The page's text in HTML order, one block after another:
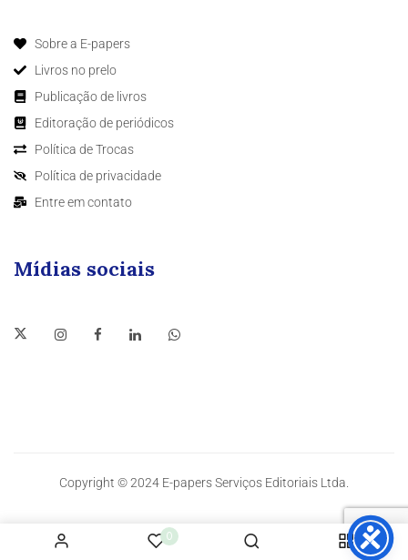
0
Sobre a E-papers
Livros no prelo
Publicação de livros
Editoração de periódicos
Política de Trocas
Política de privacidade
Entre em contato
Mídias sociais
Copyright © 2024 E-papers Serviços Editoriais Ltda.